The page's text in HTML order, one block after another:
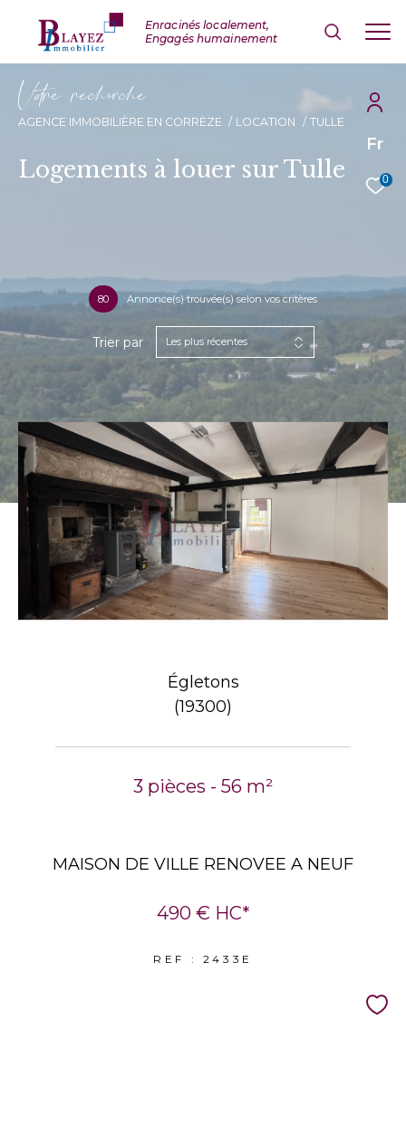
Fr
0
Vore recece
AGENCE IMMOBILIÈRE EN CORRÈZE LOCATION TULLE
Logements à louer sur Tulle
80 Annonce(s) trouvée(s) selon vos critères
Trier par Les plus récentes
Égletons
(19300)
3 pièces - 56 m²
MAISON DE VILLE RENOVEE A NEUF
490 € HC*
REF : 2433E